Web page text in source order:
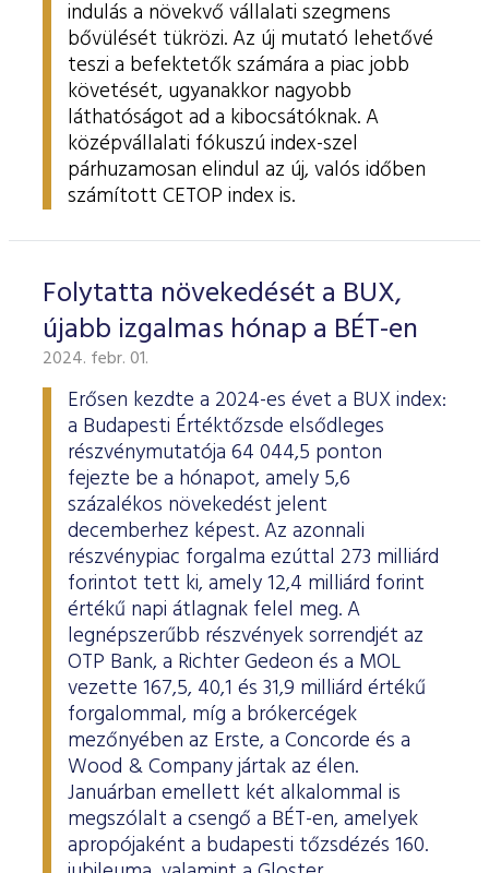
indulás a növekvő vállalati szegmens
bővülését tükrözi. Az új mutató lehetővé
teszi a befektetők számára a piac jobb
követését, ugyanakkor nagyobb
láthatóságot ad a kibocsátóknak. A
középvállalati fókuszú index-szel
párhuzamosan elindul az új, valós időben
számított CETOP index is.
Folytatta növekedését a BUX,
újabb izgalmas hónap a BÉT-en
2024. febr. 01.
Erősen kezdte a 2024-es évet a BUX index:
a Budapesti Értéktőzsde elsődleges
részvénymutatója 64 044,5 ponton
fejezte be a hónapot, amely 5,6
százalékos növekedést jelent
decemberhez képest. Az azonnali
részvénypiac forgalma ezúttal 273 milliárd
forintot tett ki, amely 12,4 milliárd forint
értékű napi átlagnak felel meg. A
legnépszerűbb részvények sorrendjét az
OTP Bank, a Richter Gedeon és a MOL
vezette 167,5, 40,1 és 31,9 milliárd értékű
forgalommal, míg a brókercégek
mezőnyében az Erste, a Concorde és a
Wood & Company jártak az élen.
Januárban emellett két alkalommal is
megszólalt a csengő a BÉT-en, amelyek
apropójaként a budapesti tőzsdézés 160.